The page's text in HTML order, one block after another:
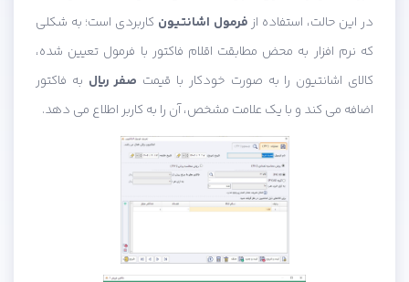
در این حالت، استفاده از فرمول اشانتیون کاربردی است؛ به شکلی
که نرم افزار به محض مطابقت اقلام فاکتور با فرمول تعیین شده،
کالای اشانتیون را به صورت خودکار با قیمت صفر ریال به فاکتور
اضافه می کند و با یک علامت مشخص، آن را به کاربر اطلاع می دهد.